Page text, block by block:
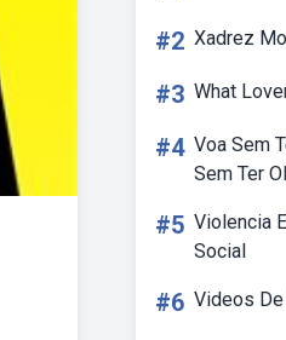
#2 Xadrez
#3 What
#4 Voa Sem
Sem Ter
#5 Violencia
Social
#6 Videos